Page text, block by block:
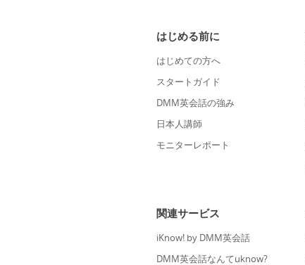
はじめる前に
はじめての方へ
スタートガイド
DMM英会話の強み
日本人講師
モニターレポート
関連サービス
iKnow! by DMM英会話
DMM英会話なんてuknow?